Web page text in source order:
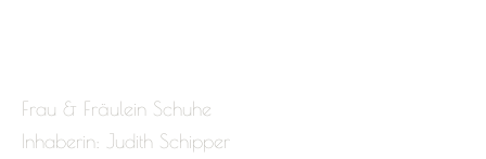
Frau & Fräulein Schuhe
Inhaberin: Judith Schipper